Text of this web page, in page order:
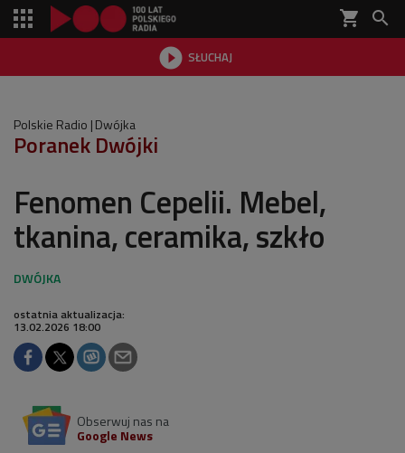
shopping_cart 
 SŁUCHAJ

Polskie Radio Dwójka
Poranek Dwójki
Fenomen Cepelii. Mebel,
tkanina, ceramika, szkło
ostatnia aktualizacja:
13.02.2026 18:00
Obserwuj nas na
Google News